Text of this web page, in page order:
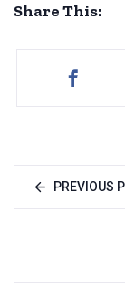
Share This:
PREVIOUS